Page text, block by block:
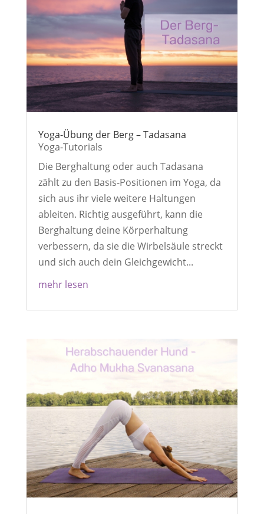
Yoga-Übung der Berg – Tadasana
Yoga-Tutorials
Die Berghaltung oder auch Tadasana
zählt zu den Basis-Positionen im Yoga, da
sich aus ihr viele weitere Haltungen
ableiten. Richtig ausgeführt, kann die
Berghaltung deine Körperhaltung
verbessern, da sie die Wirbelsäule streckt
und sich auch dein Gleichgewicht...
mehr lesen